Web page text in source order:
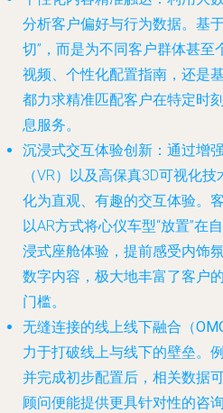
分析客户偏好与行为数据。基
切”，而是为不同客户群体甚
视频、个性化配置指南，还是
都力求精准匹配客户在特定时
息服务。
沉浸式交互体验创新 ：通过增
（VR）以及高保真3D可视化
化为直观、有趣的交互体验。
以AR方式将心仪车型“放置”在
浸式座舱体验，提前感受内饰
数字内容，极大地丰富了客户
门槛。
无缝连接的线上线下融合（
力于打破线上与线下的壁垒。
并完成初步配置后，相关数据
顾问便能提供更具针对性的咨